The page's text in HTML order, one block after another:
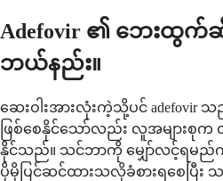
Adefovir ၏ ဘေးထွက်ဆို
ဘယ်နည်း။
ဆေးဝါးအားလုံးကဲ့သို့ပင် adefovir
ဖြစ်စေနိုင်သော်လည်း လူအများစုက
နိုင်သည်။ သင်ဘာကို မျှော်လင့်ရမည်
ပိုမိုပြင်ဆင်ထားသလိုခံစားရစေပြီး သ